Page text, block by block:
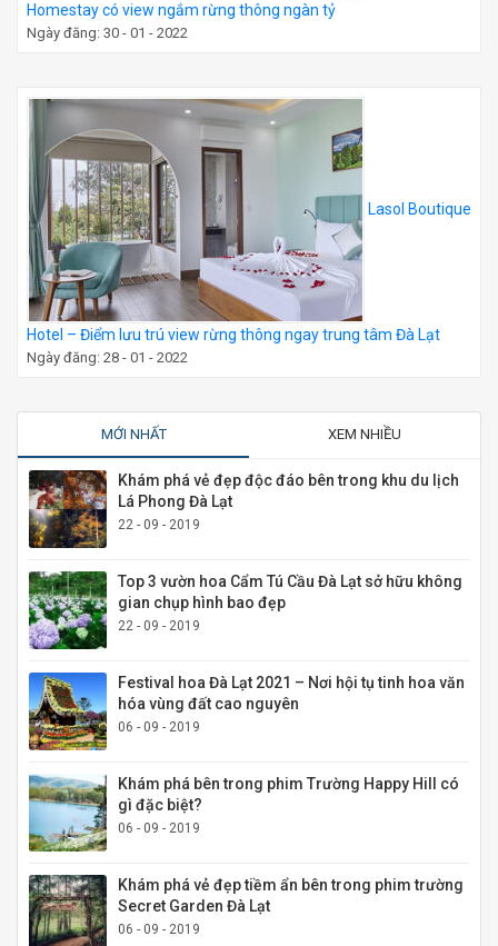
Homestay có view ngắm rừng thông ngàn tỷ
Ngày đăng: 30 - 01 - 2022
Lasol Boutique
Hotel – Điểm lưu trú view rừng thông ngay trung tâm Đà Lạt
Ngày đăng: 28 - 01 - 2022
MỚI NHẤT XEM NHIỀU
Khám phá vẻ đẹp độc đáo bên trong khu du lịch
Lá Phong Đà Lạt
22 - 09 - 2019
Top 3 vườn hoa Cẩm Tú Cầu Đà Lạt sở hữu không
gian chụp hình bao đẹp
22 - 09 - 2019
Festival hoa Đà Lạt 2021 – Nơi hội tụ tinh hoa văn
hóa vùng đất cao nguyên
06 - 09 - 2019
Khám phá bên trong phim Trường Happy Hill có
gì đặc biệt?
06 - 09 - 2019
Khám phá vẻ đẹp tiềm ẩn bên trong phim trường
Secret Garden Đà Lạt
06 - 09 - 2019